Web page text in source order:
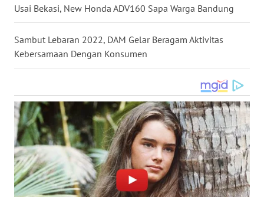
Usai Bekasi, New Honda ADV160 Sapa Warga Bandung
Sambut Lebaran 2022, DAM Gelar Beragam Aktivitas
Kebersamaan Dengan Konsumen
WN
WN
LANGKAT
WN
TAPANULI
SELATAN